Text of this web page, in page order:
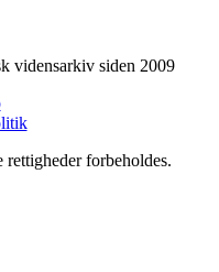
vidensarkiv siden 2009
forbeholdes.